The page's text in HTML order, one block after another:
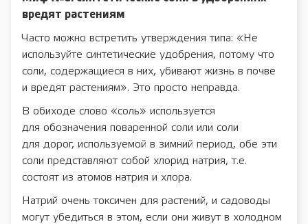
вредят растениям
Часто можно встретить утверждения типа: «Не
используйте синтетические удобрения, потому что
соли, содержащиеся в них, убивают жизнь в почве
и вредят растениям». Это просто неправда.
В обиходе слово «соль» используется
для обозначения поваренной соли или соли
для дорог, используемой в зимний период, обе эти
соли представляют собой хлорид натрия, т.е.
состоят из атомов натрия и хлора.
Натрий очень токсичен для растений, и садоводы
могут убедиться в этом, если они живут в холодном